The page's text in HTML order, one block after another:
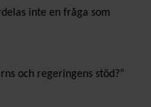
inte en fråga som
och regeringens stöd?”